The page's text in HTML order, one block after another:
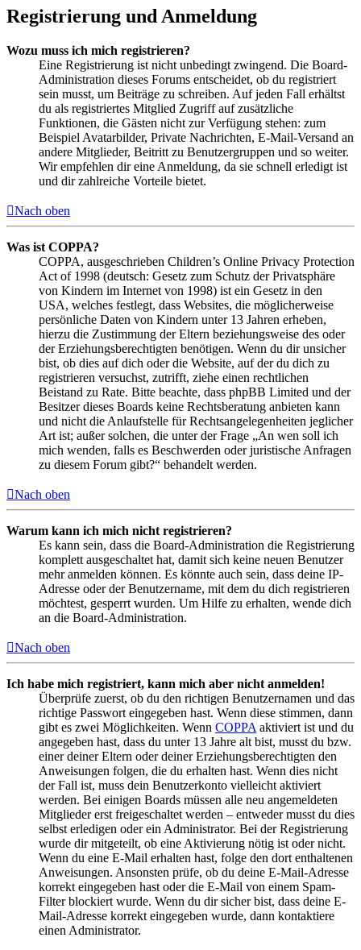
Registrierung und Anmeldung
Wozu muss ich mich registrieren?
Eine Registrierung ist nicht unbedingt zwingend. Die Board-
Administration dieses Forums entscheidet, ob du registriert
sein musst, um Beiträge zu schreiben. Auf jeden Fall erhältst
du als registriertes Mitglied Zugriff auf zusätzliche
Funktionen, die Gästen nicht zur Verfügung stehen: zum
Beispiel Avatarbilder, Private Nachrichten, E-Mail-Versand an
andere Mitglieder, Beitritt zu Benutzergruppen und so weiter.
Wir empfehlen dir eine Anmeldung, da sie schnell erledigt ist
und dir zahlreiche Vorteile bietet.
Nach oben
Was ist COPPA?
COPPA, ausgeschrieben Children’s Online Privacy Protection
Act of 1998 (deutsch: Gesetz zum Schutz der Privatsphäre
von Kindern im Internet von 1998) ist ein Gesetz in den
USA, welches festlegt, dass Websites, die möglicherweise
persönliche Daten von Kindern unter 13 Jahren erheben,
hierzu die Zustimmung der Eltern beziehungsweise des oder
der Erziehungsberechtigten benötigen. Wenn du dir unsicher
bist, ob dies auf dich oder die Website, auf der du dich zu
registrieren versuchst, zutrifft, ziehe einen rechtlichen
Beistand zu Rate. Bitte beachte, dass phpBB Limited und der
Besitzer dieses Boards keine Rechtsberatung anbieten kann
und nicht die Anlaufstelle für Rechtsangelegenheiten jeglicher
Art ist; außer solchen, die unter der Frage „An wen soll ich
mich wenden, falls es Beschwerden oder juristische Anfragen
zu diesem Forum gibt?“ behandelt werden.
Nach oben
Warum kann ich mich nicht registrieren?
Es kann sein, dass die Board-Administration die Registrierung
komplett ausgeschaltet hat, damit sich keine neuen Benutzer
mehr anmelden können. Es könnte auch sein, dass deine IP-
Adresse oder der Benutzername, mit dem du dich registrieren
möchtest, gesperrt wurden. Um Hilfe zu erhalten, wende dich
an die Board-Administration.
Nach oben
Ich habe mich registriert, kann mich aber nicht anmelden!
Überprüfe zuerst, ob du den richtigen Benutzernamen und das
richtige Passwort eingegeben hast. Wenn diese stimmen, dann
gibt es zwei Möglichkeiten. Wenn COPPA aktiviert ist und du
angegeben hast, dass du unter 13 Jahre alt bist, musst du bzw.
einer deiner Eltern oder deiner Erziehungsberechtigten den
Anweisungen folgen, die du erhalten hast. Wenn dies nicht
der Fall ist, muss dein Benutzerkonto vielleicht aktiviert
werden. Bei einigen Boards müssen alle neu angemeldeten
Mitglieder erst freigeschaltet werden – entweder musst du dies
selbst erledigen oder ein Administrator. Bei der Registrierung
wurde dir mitgeteilt, ob eine Aktivierung nötig ist oder nicht.
Wenn du eine E-Mail erhalten hast, folge den dort enthaltenen
Anweisungen. Ansonsten prüfe, ob du deine E-Mail-Adresse
korrekt eingegeben hast oder die E-Mail von einem Spam-
Filter blockiert wurde. Wenn du dir sicher bist, dass deine E-
Mail-Adresse korrekt eingegeben wurde, dann kontaktiere
einen Administrator.